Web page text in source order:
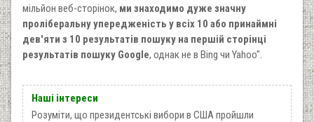
мільйон веб-сторінок, ми знаходимо дуже значну
проліберальну упередженість у всіх 10 або принаймні
дев'яти з 10 результатів пошуку на першій сторінці
результатів пошуку Google, однак не в Bing чи Yahoo".
Наші інтереси
Розуміти, що президентські вибори в США пройшли